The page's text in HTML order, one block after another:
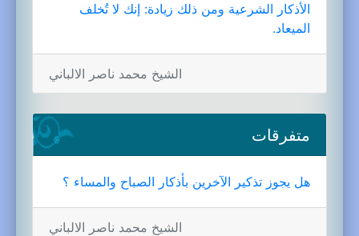
الأذكار الشرعية ومن ذلك زيادة: إنك لا تُخلف
الميعاد.
الشيخ محمد ناصر الالباني
متفرقات
هل يجوز تذكير الآخرين بأذكار الصباح والمساء ؟
الشيخ محمد ناصر الالباني